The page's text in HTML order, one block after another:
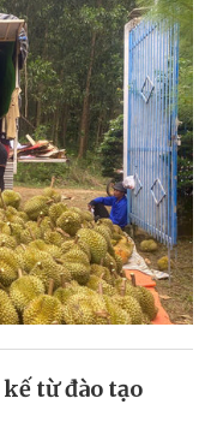
từ đào tạo